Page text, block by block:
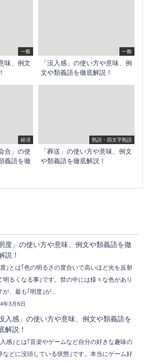
一般
味、例文
一般
「没入感」の使い方や意味、例
文や類義語を徹底解説！
経済
合」の使
義語を徹
熟語・四文字熟語
「葬送」の使い方や意味、例文
や類義語を徹底解説！
明度」の使い方や意味、例文や類義語を徹
説！
｣とは｢色の明るさの度合いで高いほど光を反射
明るくなる事｣です。世の中には様々な色があり
が、最も｢明度｣が...
年3月6日
没入感」の使い方や意味、例文や類義語を
解説！
感｣とは｢音楽やゲームなど自分の好きな趣味の
などに没頭している状態｣です。本当にゲーム好